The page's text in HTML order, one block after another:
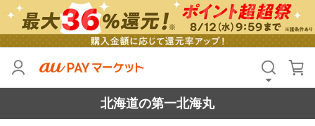
北海道の第一北海丸